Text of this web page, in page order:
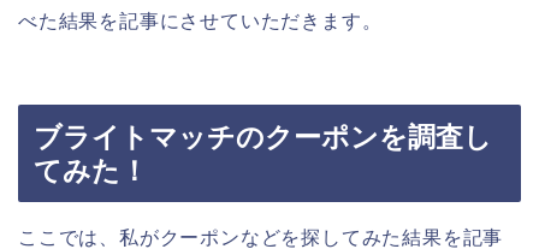
べた結果を記事にさせていただきます。
ブライトマッチのクーポンを調査し
てみた！
ここでは、私がクーポンなどを探してみた結果を記事